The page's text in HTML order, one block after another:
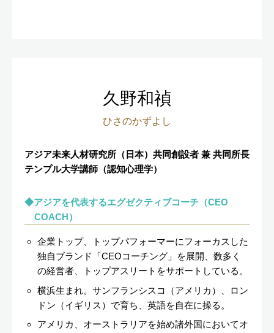
久野和禎
ひさのかずよし
アジア未来人材研究所（日本）共同創設者 兼 共同所長
テンプル大学講師（認知心理学）
アジアを代表するエグゼクティブコーチ（CEO
COACH）
企業トップ、トップパフォーマーにフォーカスした
独自ブランド「CEOコーチング」を展開、数多く
の経営者、トップアスリートをサポートしている。
横浜生まれ。サンフランシスコ（アメリカ）、ロン
ドン（イギリス）で育ち、英語を自在に操る。
アメリカ、オーストラリアを始め諸外国においてオ